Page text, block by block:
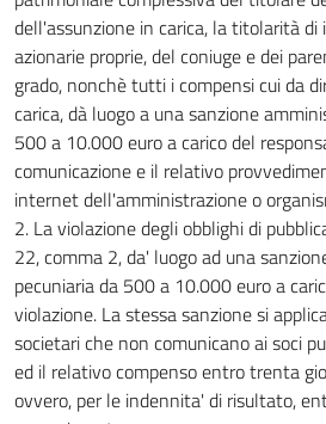
dell'assunzione in carica, la titolarità di
azionarie proprie, del coniuge e dei
grado, nonchè tutti i compensi cui da
carica, dà luogo a una sanzione
500 a 10.000 euro a carico del
comunicazione e il relativo
internet dell'amministrazione o
2. La violazione degli obblighi di
22, comma 2, da' luogo ad una
pecuniaria da 500 a 10.000 euro a
violazione. La stessa sanzione si
societari che non comunicano ai soci
ed il relativo compenso entro trenta
ovvero, per le indennita' di risultato,